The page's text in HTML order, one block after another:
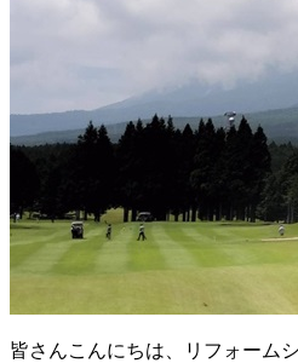
皆さんこんにちは、リフォーム